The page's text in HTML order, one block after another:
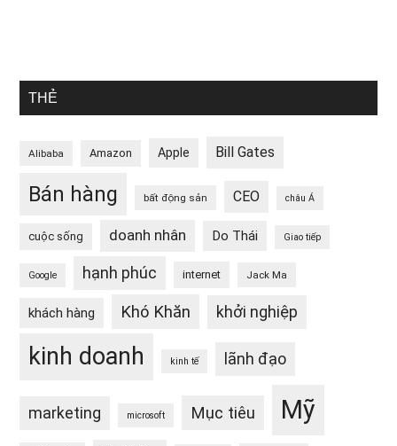
THẺ
Alibaba Amazon Apple Bill Gates
Bán hàng bất động sản CEO châu Á
cuộc sống doanh nhân Do Thái Giao tiếp
Google hạnh phúc internet Jack Ma
khách hàng Khó Khăn khởi nghiệp
kinh doanh kinh tế lãnh đạo
marketing microsoft Mục tiêu Mỹ